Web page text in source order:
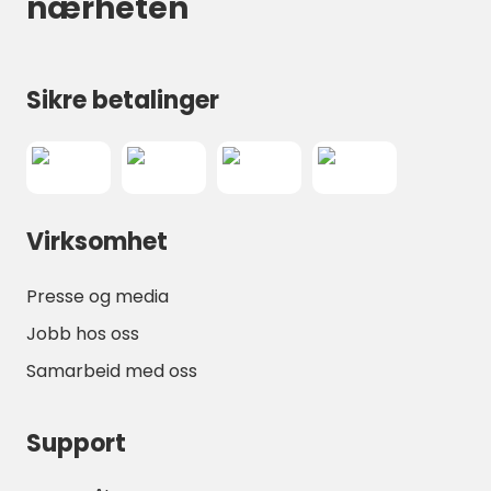
Sikre betalinger
Virksomhet
Presse og media
Jobb hos oss
Samarbeid med oss
Support